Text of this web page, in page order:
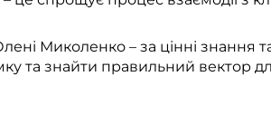
Миколенко – за цінні знання
та знайти правильний вектор